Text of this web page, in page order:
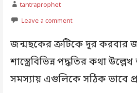
tantraprophet
Leave a comment
জন্মছকের ত্রুটিকে দূর করবার
শাস্ত্রেবিভিন্ন পদ্ধতির কথা
সমস্যায় এগুলিকে সঠিক ভাবে